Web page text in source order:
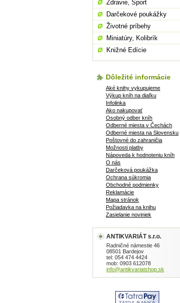
Zdravie, Šport
Darčekové poukážky
Životné príbehy
Miniatúry, Kolibrík
Knižné Edície
Dôležité informácie
Aké knihy vykupujeme
Výkup kníh na diaľku
Infolinka
Ako nakupovať
Osobný odber kníh
Odberné miesta v Čechách
Odberné miesta na Slovensku
Poštovné do zahraničia
Možnosti platby
Nápoveda k hodnoteniu kníh
O nás
Darčeková poukážka
Ochrana súkromia
Obchodné podmienky
Reklamácie
Mapa stránok
Požiadavka na knihu
Zasielanie noviniek
ANTIKVARIÁT s.r.o.
Radničné námestie 46
08501 Bardejov
tel: 054 474 4424
mob: 0903 612078
info@antikvariatshop.sk